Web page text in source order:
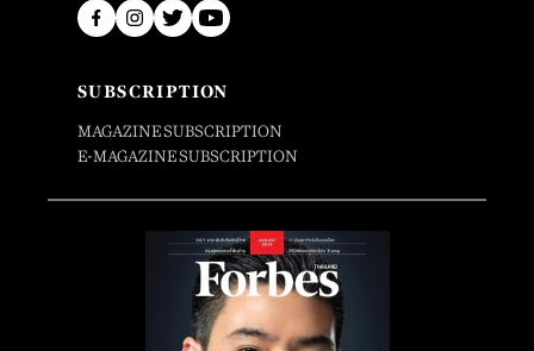
SUBSCRIPTION
MAGAZINE SUBSCRIPTION
E-MAGAZINE SUBSCRIPTION